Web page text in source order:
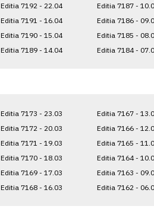
Editia 7192 - 22.04
Editia 7191 - 16.04
Editia 7190 - 15.04
Editia 7189 - 14.04
Editia 7187 -
Editia 7186 -
Editia 7185 -
Editia 7184 -
Editia 7173 - 23.03
Editia 7172 - 20.03
Editia 7171 - 19.03
Editia 7170 - 18.03
Editia 7169 - 17.03
Editia 7168 - 16.03
Editia 7167 -
Editia 7166 -
Editia 7165 -
Editia 7164 -
Editia 7163 -
Editia 7162 -